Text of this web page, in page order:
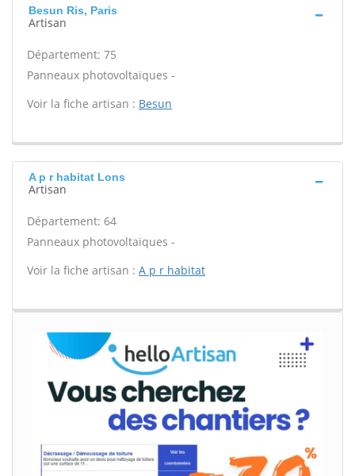
Besun Ris, Paris
Artisan
Département: 75
Panneaux photovoltaïques -
Voir la fiche artisan : Besun
A p r habitat Lons
Artisan
Département: 64
Panneaux photovoltaïques -
Voir la fiche artisan : A p r habitat